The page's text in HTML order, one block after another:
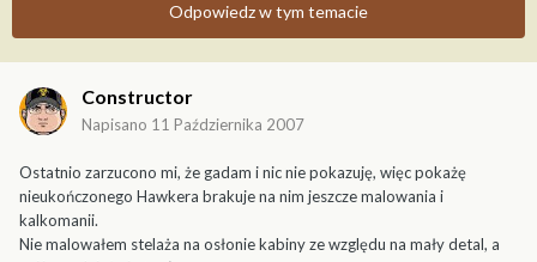
Odpowiedz w tym temacie
Constructor
Napisano 11 Października 2007
Ostatnio zarzucono mi, że gadam i nic nie pokazuję, więc pokażę
nieukończonego Hawkera brakuje na nim jeszcze malowania i
kalkomanii.
Nie malowałem stelaża na osłonie kabiny ze względu na mały detal, a